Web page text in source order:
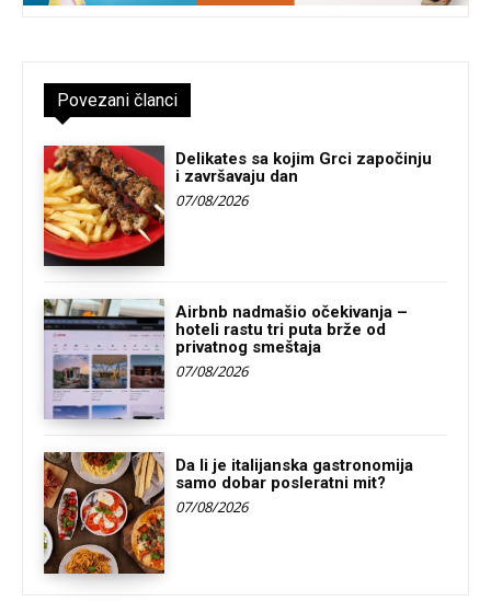
Povezani članci
Delikates sa kojim Grci započinju
i završavaju dan
07/08/2026
Airbnb nadmašio očekivanja –
hoteli rastu tri puta brže od
privatnog smeštaja
07/08/2026
Da li je italijanska gastronomija
samo dobar posleratni mit?
07/08/2026